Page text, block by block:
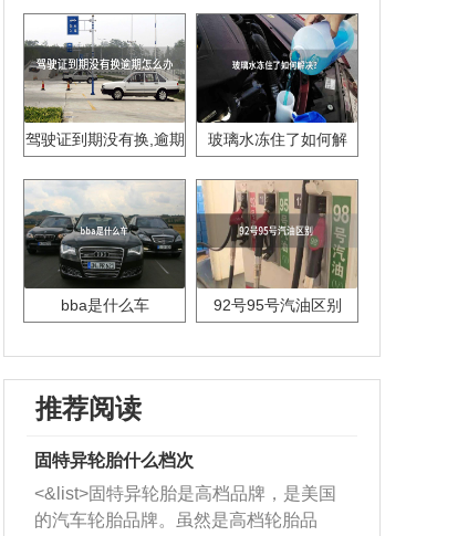
驾驶证到期没有换,逾期
玻璃水冻住了如何解
bba是什么车 92号95号汽油区别
推荐阅读
固特异轮胎什么档次
<&list>固特异轮胎是高档品牌，是美国
的汽车轮胎品牌。虽然是高档轮胎品